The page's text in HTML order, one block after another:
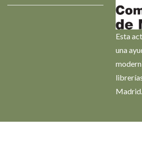
Esta
una
Madrid.